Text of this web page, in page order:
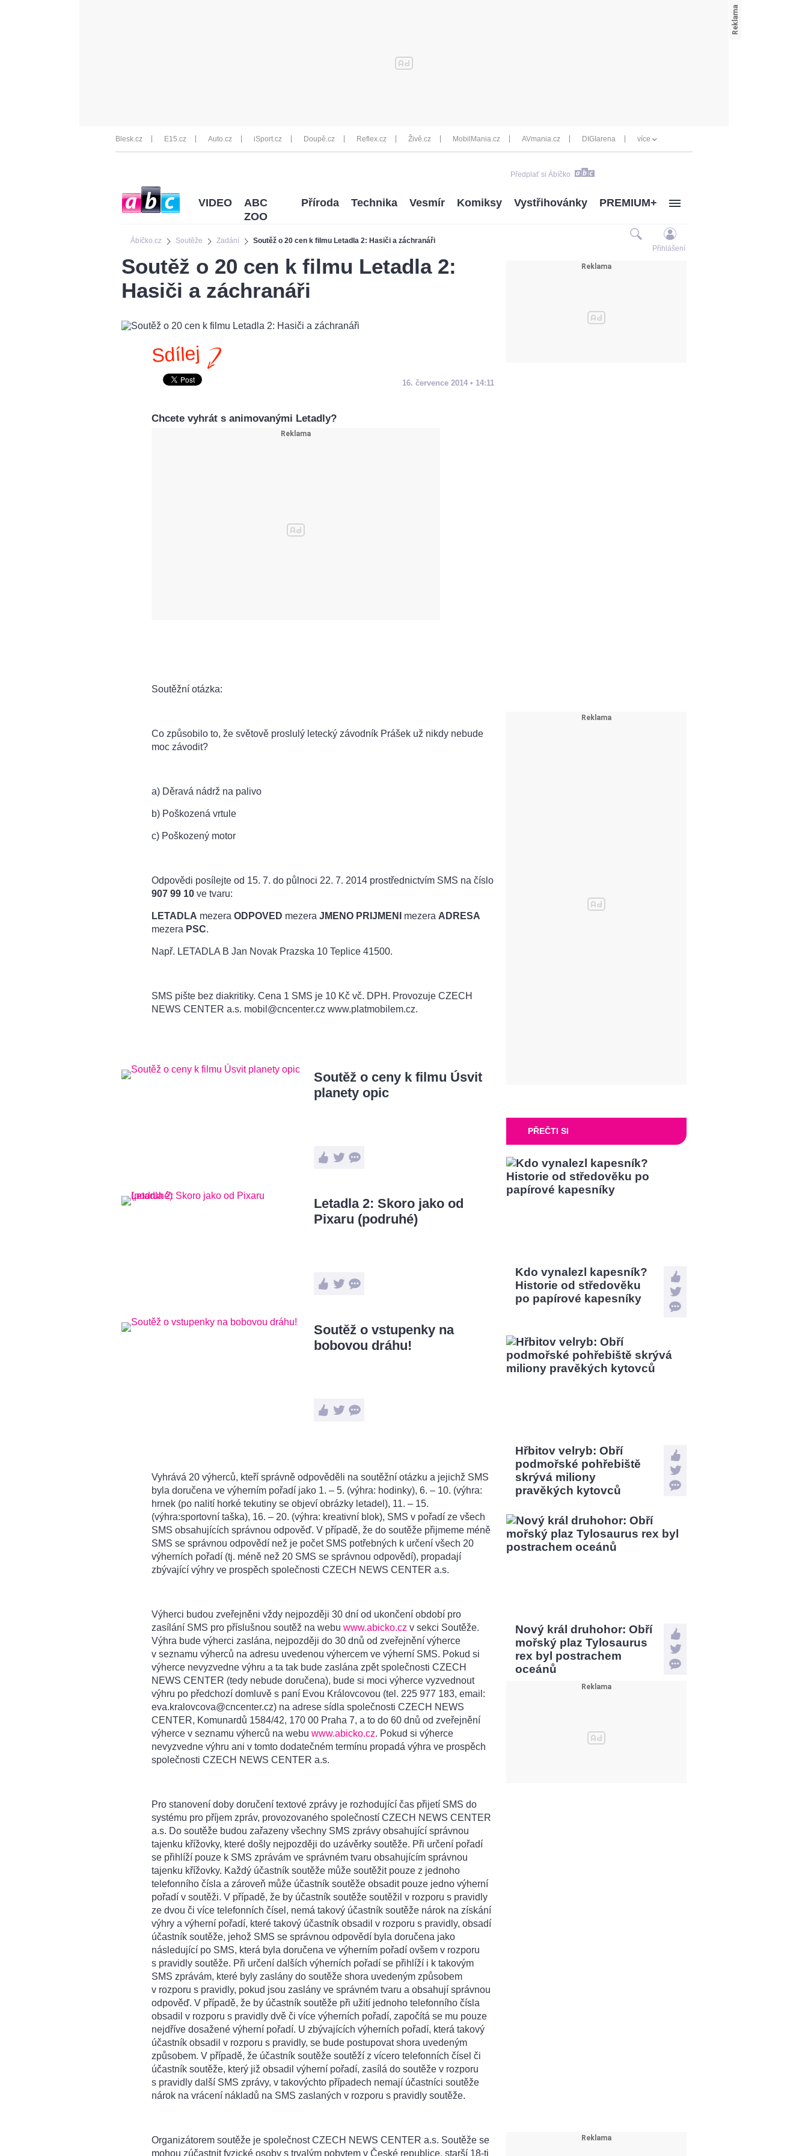
Blesk.cz E15.cz Auto.cz iSport.cz Doupě.cz Reflex.cz Živě.cz MobilMania.cz AVmania.cz DIGIarena více
Předplať si Ábíčko
Ábíčko.cz Soutěže Zadání Soutěž o 20 cen k filmu Letadla 2: Hasiči a záchranáři
VIDEO
ABC
ZOO
Příroda Technika Vesmír Komiksy Vystřihovánky PREMIUM+
Přihlášení
Soutěž o 20 cen k filmu Letadla 2:
Hasiči a záchranáři
Sdílej
16. července 2014 • 14:11
Chcete vyhrát s animovanými Letadly?
Soutěžní otázka:
Co způsobilo to, že světově proslulý letecký závodník Prášek už nikdy nebude
moc závodit?
a) Děravá nádrž na palivo
b) Poškozená vrtule
c) Poškozený motor
Odpovědi posílejte od 15. 7. do půlnoci 22. 7. 2014 prostřednictvím SMS na číslo
907 99 10 ve tvaru:
LETADLA mezera ODPOVED mezera JMENO PRIJMENI mezera ADRESA
mezera PSC.
Např. LETADLA B Jan Novak Prazska 10 Teplice 41500.
SMS pište bez diakritiky. Cena 1 SMS je 10 Kč vč. DPH. Provozuje CZECH
NEWS CENTER a.s. mobil@cncenter.cz www.platmobilem.cz.
Soutěž o ceny k filmu Úsvit
planety opic
Letadla 2: Skoro jako od
Pixaru (podruhé)
Soutěž o vstupenky na
bobovou dráhu!
Vyhrává 20 výherců, kteří správně odpověděli na soutěžní otázku a jejichž SMS
byla doručena ve výherním pořadí jako 1. – 5. (výhra: hodinky), 6. – 10. (výhra:
hrnek (po nalití horké tekutiny se objeví obrázky letadel), 11. – 15.
(výhra:sportovní taška), 16. – 20. (výhra: kreativní blok), SMS v pořadí ze všech
SMS obsahujících správnou odpověď. V případě, že do soutěže přijmeme méně
SMS se správnou odpovědí než je počet SMS potřebných k určení všech 20
výherních pořadí (tj. méně než 20 SMS se správnou odpovědí), propadají
zbývající výhry ve prospěch společnosti CZECH NEWS CENTER a.s.
Výherci budou zveřejněni vždy nejpozději 30 dní od ukončení období pro
zasílání SMS pro příslušnou soutěž na webu www.abicko.cz v sekci Soutěže.
Výhra bude výherci zaslána, nejpozději do 30 dnů od zveřejnění výherce
v seznamu výherců na adresu uvedenou výhercem ve výherní SMS. Pokud si
výherce nevyzvedne výhru a ta tak bude zaslána zpět společnosti CZECH
NEWS CENTER (tedy nebude doručena), bude si moci výherce vyzvednout
výhru po předchozí domluvě s paní Evou Královcovou (tel. 225 977 183, email:
eva.kralovcova@cncenter.cz) na adrese sídla společnosti CZECH NEWS
CENTER, Komunardů 1584/42, 170 00 Praha 7, a to do 60 dnů od zveřejnění
výherce v seznamu výherců na webu www.abicko.cz. Pokud si výherce
nevyzvedne výhru ani v tomto dodatečném termínu propadá výhra ve prospěch
společnosti CZECH NEWS CENTER a.s.
Pro stanovení doby doručení textové zprávy je rozhodující čas přijetí SMS do
systému pro příjem zpráv, provozovaného společností CZECH NEWS CENTER
a.s. Do soutěže budou zařazeny všechny SMS zprávy obsahující správnou
tajenku křížovky, které došly nejpozději do uzávěrky soutěže. Při určení pořadí
se přihlíží pouze k SMS zprávám ve správném tvaru obsahujícím správnou
tajenku křížovky. Každý účastník soutěže může soutěžit pouze z jednoho
telefonního čísla a zároveň může účastník soutěže obsadit pouze jedno výherní
pořadí v soutěži. V případě, že by účastník soutěže soutěžil v rozporu s pravidly
ze dvou či více telefonních čísel, nemá takový účastník soutěže nárok na získání
výhry a výherní pořadí, které takový účastník obsadil v rozporu s pravidly, obsadí
účastník soutěže, jehož SMS se správnou odpovědí byla doručena jako
následující po SMS, která byla doručena ve výherním pořadí ovšem v rozporu
s pravidly soutěže. Při určení dalších výherních pořadí se přihlíží i k takovým
SMS zprávám, které byly zaslány do soutěže shora uvedeným způsobem
v rozporu s pravidly, pokud jsou zaslány ve správném tvaru a obsahují správnou
odpověď. V případě, že by účastník soutěže při užití jednoho telefonního čísla
obsadil v rozporu s pravidly dvě či více výherních pořadí, započítá se mu pouze
nejdříve dosažené výherní pořadí. U zbývajících výherních pořadí, která takový
účastník obsadil v rozporu s pravidly, se bude postupovat shora uvedeným
způsobem. V případě, že účastník soutěže soutěží z vícero telefonních čísel či
účastník soutěže, který již obsadil výherní pořadí, zasílá do soutěže v rozporu
s pravidly další SMS zprávy, v takovýchto případech nemají účastníci soutěže
nárok na vrácení nákladů na SMS zaslaných v rozporu s pravidly soutěže.
Organizátorem soutěže je společnost CZECH NEWS CENTER a.s. Soutěže se
mohou zúčastnit fyzické osoby s trvalým pobytem v České republice, starší 18-ti
PŘEČTI SI
Kdo vynalezl kapesník?
Historie od středověku
po papírové kapesníky
Hřbitov velryb: Obří
podmořské pohřebiště
skrývá miliony
pravěkých kytovců
Nový král druhohor: Obří
mořský plaz Tylosaurus
rex byl postrachem
oceánů